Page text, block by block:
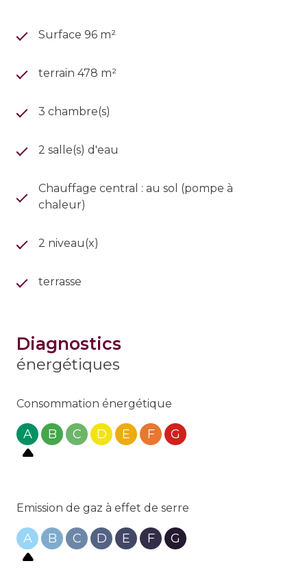
Surface 96 m²
terrain 478 m²
3 chambre(s)
2 salle(s) d'eau
Chauffage central : au sol (pompe à
chaleur)
2 niveau(x)
terrasse
diagnostics
énergétiques
Consommation énergétique
A B C D E F G
Emission de gaz à effet de serre
A B C D E F G